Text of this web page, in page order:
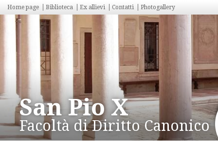
Home page Biblioteca Ex allievi Contatti Photogallery
San Pio X
Facoltà di Diritto Canonico